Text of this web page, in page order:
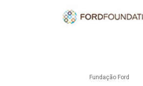
Fundação Ford